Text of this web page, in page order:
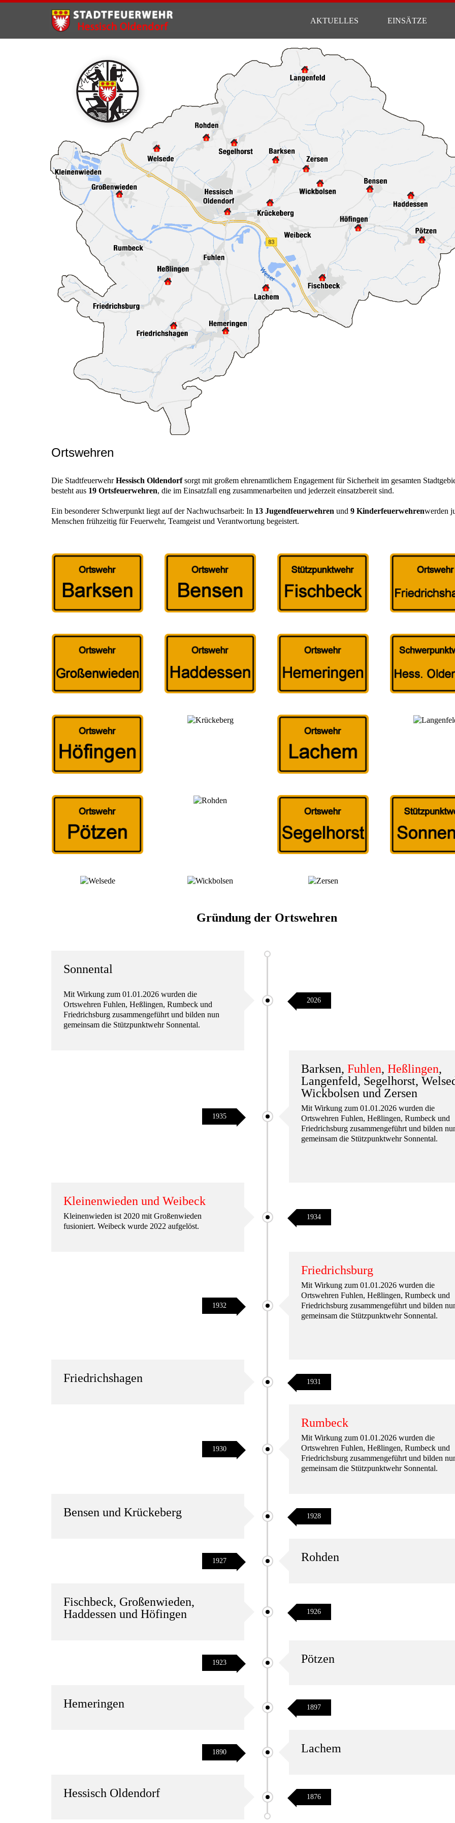
AKTUELLES EINSÄTZE
Ortswehren
Die StadtfeuerwehrHessisch Oldendorfsorgt mit großem ehrenamtlichem Engagement für Sicherheit im gesamten
besteht aus 19 Ortsfeuerwehren, die im Einsatzfall eng zusammenarbeiten und jederzeit einsatzbereit sind.
Ein besonderer Schwerpunkt liegt auf der Nachwuchsarbeit: In 13 Jugendfeuerwehren und 9 Kinderfeuerwehrenwerden
Menschen frühzeitig für Feuerwehr, Teamgeist und Verantwortung begeistert.
Gründung der Ortswehren
2026
Sonnental
Mit Wirkung zum 01.01.2026 wurden die
Ortswehren Fuhlen, Heßlingen, Rumbeck und
Friedrichsburg zusammengeführt und bilden nun
gemeinsam die Stützpunktwehr Sonnental.
1935
Barksen, Fuhlen, Heßlingen,
Langenfeld, Segelhorst,
Wickbolsenund Zersen
Mit Wirkung zum 01.01.2026 wurden die
Ortswehren Fuhlen, Heßlingen, Rumbeck und
Friedrichsburg zusammengeführt und bilden
gemeinsam die Stützpunktwehr Sonnental.
1934
Kleinenwieden und Weibeck
Kleinenwieden ist 2020 mit Großenwieden
fusioniert. Weibeck wurde 2022 aufgelöst.
1932
Friedrichsburg
Mit Wirkung zum 01.01.2026 wurden die
Ortswehren Fuhlen, Heßlingen, Rumbeck und
Friedrichsburg zusammengeführt und bilden
gemeinsam die Stützpunktwehr Sonnental.
1931
Friedrichshagen
1930
Rumbeck
Mit Wirkung zum 01.01.2026 wurden die
Ortswehren Fuhlen, Heßlingen, Rumbeck und
Friedrichsburg zusammengeführt und bilden
gemeinsam die Stützpunktwehr Sonnental.
1928
Bensen und Krückeberg
1927 Rohden
1926
Fischbeck, Großenwieden,
Haddessen und Höfingen
1923 Pötzen
1897
Hemeringen
1890 Lachem
1876
Hessisch Oldendorf